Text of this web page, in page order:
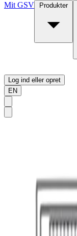
Mit GSV Produkter
Log ind eller opret
EN